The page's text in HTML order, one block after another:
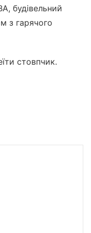
будівельний
з гарячого
стовпчик.